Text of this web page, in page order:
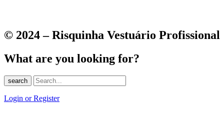
© 2024 – Risquinha Vestuário Profissional
What are you looking for?
search
Login or Register